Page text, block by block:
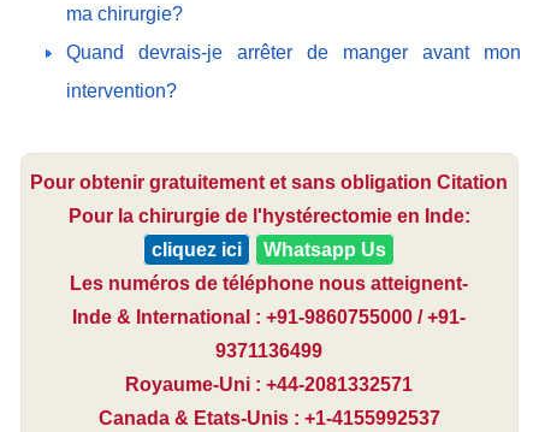
ma chirurgie?
Quand devrais-je arrêter de manger avant mon
intervention?
Pour obtenir gratuitement et sans obligation Citation
Pour la chirurgie de l'hystérectomie en Inde:
cliquez ici
Whatsapp Us
Les numéros de téléphone nous atteignent-
Inde & International : +91-9860755000 / +91-
9371136499
Royaume-Uni : +44-2081332571
Canada & Etats-Unis : +1-4155992537